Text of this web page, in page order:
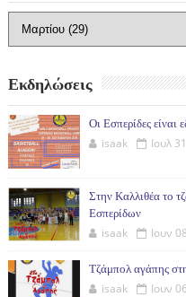
Εκδηλώσεις
Οι Εσπερίδες είναι
isaak Ιουλ
Στην Καλλιθέα το
Εσπερίδων
isaak Ιουν
Τζάμπολ αγάπης
isaak Ιουν